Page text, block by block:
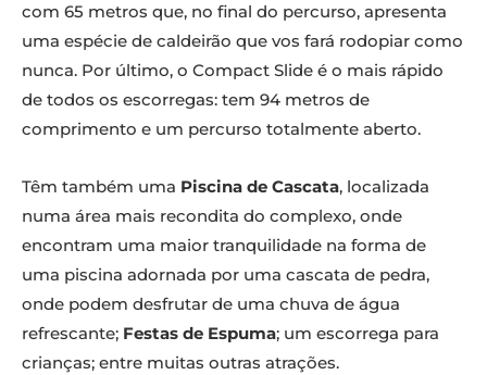
com 65 metros que, no final do percurso, apresenta
uma espécie de caldeirão que vos fará rodopiar como
nunca. Por último, o Compact Slide é o mais rápido
de todos os escorregas: tem 94 metros de
comprimento e um percurso totalmente aberto.
Têm também uma Piscina de Cascata, localizada
numa área mais recondita do complexo, onde
encontram uma maior tranquilidade na forma de
uma piscina adornada por uma cascata de pedra,
onde podem desfrutar de uma chuva de água
refrescante; Festas de Espuma; um escorrega para
crianças; entre muitas outras atrações.